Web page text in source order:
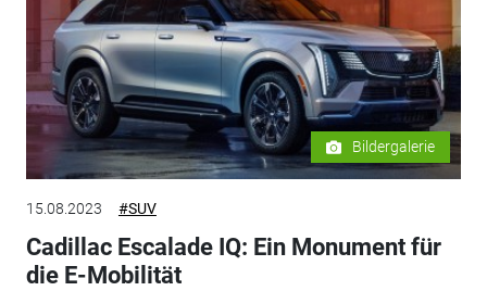
Bildergalerie
15.08.2023 #SUV
Cadillac Escalade IQ: Ein Monument für
die E-Mobilität